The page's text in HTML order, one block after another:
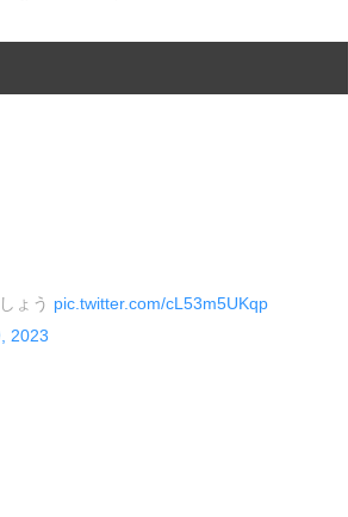
ょう pic.twitter.com/cL53m5UKqp
2023